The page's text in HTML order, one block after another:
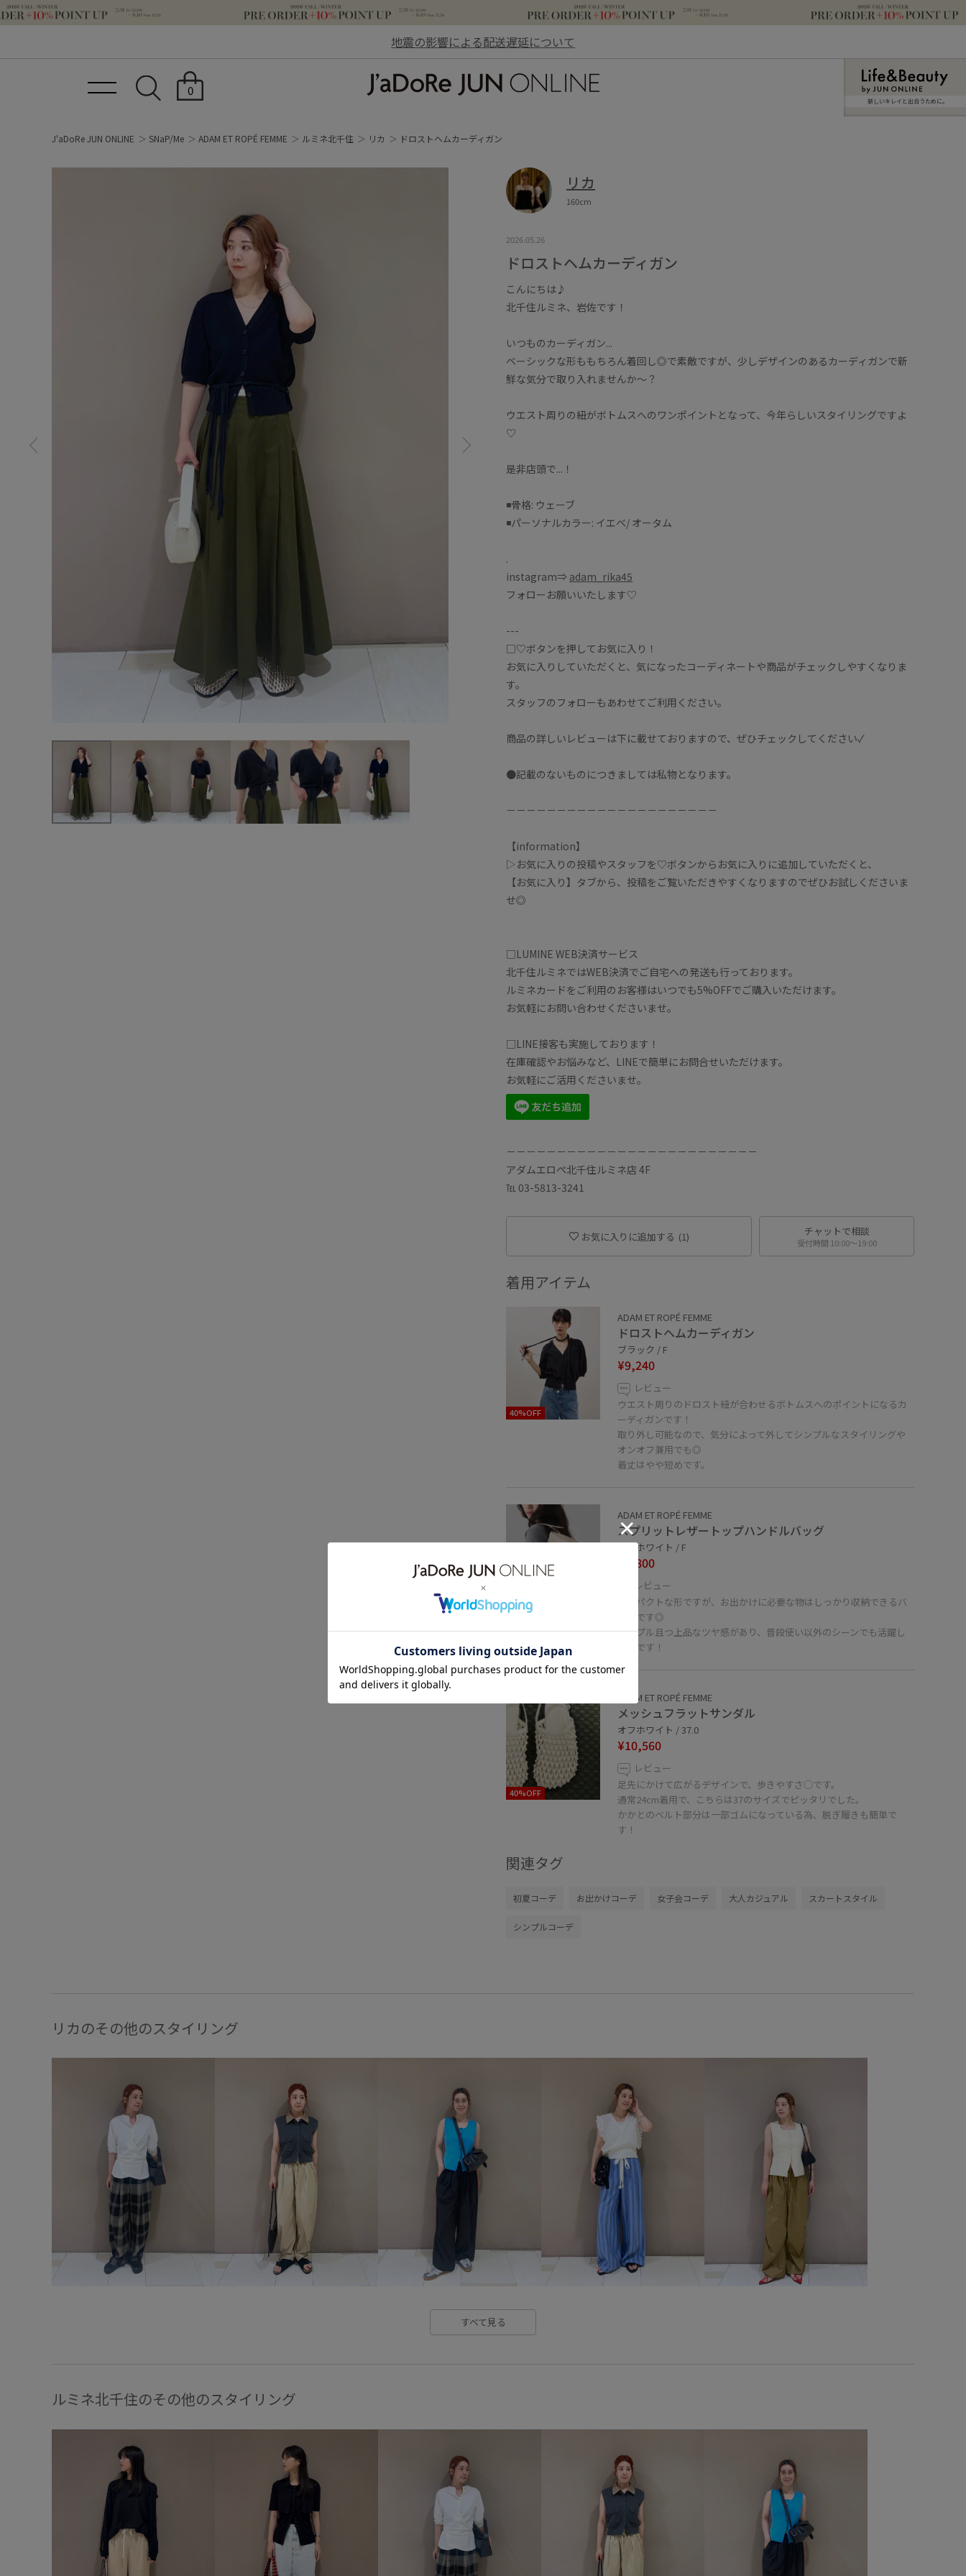
地震の影響による配送遅延について
0
新しいキレイと出合うために。
J'aDoRe JUN ONLINE SNaP/Me ADAM ET ROPÉ FEMME ルミネ北千住 リカ ドロストヘムカーディガン
リカ
160cm
2026.05.26
ドロストヘムカーディガン
こんにちは♪
北千住ルミネ、岩佐です！
いつものカーディガン...
ベーシックな形ももちろん着回し◎で素敵ですが、少しデザインのあるカーディガンで新
鮮な気分で取り入れませんか〜？
ウエスト周りの紐がボトムスへのワンポイントとなって、今年らしいスタイリングですよ
♡
是非店頭で...！
◾️骨格: ウェーブ
◾️パーソナルカラー: イエベ/ オータム
.
instagram⇒ adam_rika45
フォローお願いいたします♡
---
□♡ボタンを押してお気に入り！
お気に入りしていただくと、気になったコーディネートや商品がチェックしやすくなりま
す。
スタッフのフォローもあわせてご利用ください。
商品の詳しいレビューは下に載せておりますので、ぜひチェックしてください✓
●記載のないものにつきましては私物となります。
－－－－－－－－－－－－－－－－－－－－－
【information】
▷お気に入りの投稿やスタッフを♡ボタンからお気に入りに追加していただくと、
【お気に入り】タブから、投稿をご覧いただきやすくなりますのでぜひお試しくださいま
せ◎
□LUMINE WEB決済サービス
北千住ルミネではWEB決済でご自宅への発送も行っております。
ルミネカードをご利用のお客様はいつでも5%OFFでご購入いただけます。
お気軽にお問い合わせくださいませ。
□LINE接客も実施しております！
在庫確認やお悩みなど、LINEで簡単にお問合せいただけます。
お気軽にご活用くださいませ。
－－－－－－－－－－－－－－－－－－－－－－－－－
アダムエロペ北千住ルミネ店 4F
℡ 03-5813-3241
お気に入りに追加する (1) チャットで相談
受付時間 10:00〜19:00
着用アイテム
40%OFF
ADAM ET ROPÉ FEMME
ドロストヘムカーディガン
ブラック / F
¥9,240
レビュー
ウエスト周りのドロスト紐が合わせるボトムスへのポイントになるカ
ーディガンです！
取り外し可能なので、気分によって外してシンプルなスタイリングや
オンオフ兼用でも◎
着丈はやや短めです。
60%OFF
ADAM ET ROPÉ FEMME
スプリットレザートップハンドルバッグ
オフホワイト / F
¥8,800
レビュー
コンパクトな形ですが、お出かけに必要な物はしっかり収納できるバ
ッグです◎
シンプル且つ上品なツヤ感があり、普段使い以外のシーンでも活躍し
そうです！
40%OFF
ADAM ET ROPÉ FEMME
メッシュフラットサンダル
オフホワイト / 37.0
¥10,560
レビュー
足先にかけて広がるデザインで、歩きやすさ◯です。
通常24cm着用で、こちらは37のサイズでピッタリでした。
かかとのベルト部分は一部ゴムになっている為、脱ぎ履きも簡単で
す！
関連タグ
初夏コーデ お出かけコーデ 女子会コーデ 大人カジュアル スカートスタイル
シンプルコーデ
リカのその他のスタイリング
すべて見る
ルミネ北千住のその他のスタイリング